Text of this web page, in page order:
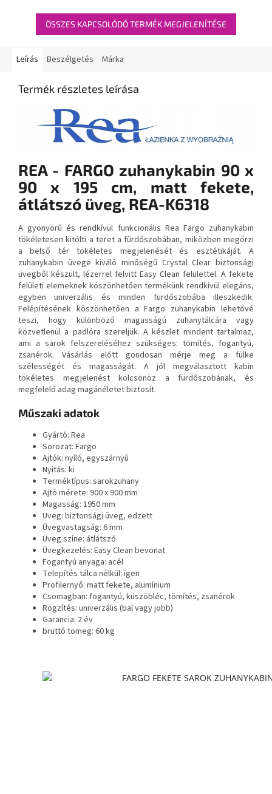
ÖSSZES KAPCSOLÓDÓ TERMÉK MEGJELENÍTÉSE
Leírás Beszélgetés Márka
Termék részletes leírása
REA - FARGO zuhanykabin 90 x
90 x 195 cm, matt fekete,
átlátszó üveg, REA-K6318
A gyönyörű és rendkívül funkcionális Rea Fargo zuhanykabin
tökéletesen kitölti a teret a fürdőszobában, miközben megőrzi
a belső tér tökéletes megjelenését és esztétikáját. A
zuhanykabin üvege kiváló minőségű Crystal Clear biztonsági
üvegből készült, lézerrel felvitt Easy Clean felülettel. A fekete
felületi elemeknek köszönhetően termékünk rendkívül elegáns,
egyben univerzális és minden fürdőszobába illeszkedik.
Felépítésének köszönhetően a Fargo zuhanykabin lehetővé
teszi, hogy különböző magasságú zuhanytálcára vagy
közvetlenül a padlóra szereljük. A készlet mindent tartalmaz,
ami a sarok felszereléséhez szükséges: tömítés, fogantyú,
zsanérok. Vásárlás előtt gondosan mérje meg a fülke
szélességét és magasságát. A jól megválasztott kabin
tökéletes megjelenést kölcsönöz a fürdőszobának, és
megfelelő adag magánéletet biztosít.
Műszaki adatok
Gyártó: Rea
Sorozat: Fargo
Ajtók: nyíló, egyszárnyú
Nyitás: ki
Terméktípus: sarokzuhany
Ajtó mérete: 900 x 900 mm
Magasság: 1950 mm
Üveg: biztonsági üveg, edzett
Üvegvastagság: 6 mm
Üveg színe: átlátszó
Üvegkezelés: Easy Clean bevonat
Fogantyú anyaga: acél
Telepítés tálca nélkül: igen
Profilernyő: matt fekete, alumínium
Csomagban: fogantyú, küszöbléc, tömítés, zsanérok
Rögzítés: univerzális (bal vagy jobb)
Garancia: 2 év
bruttó tömeg: 60 kg